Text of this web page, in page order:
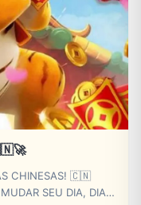
CHINESAS! 🇨🇳
SEU DIA, DIA!